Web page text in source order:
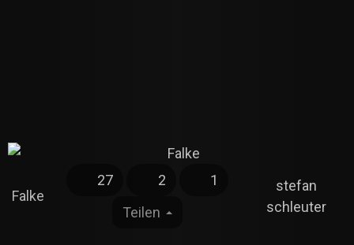
Falke
27 2
1
Teilen
stefan
schleuter